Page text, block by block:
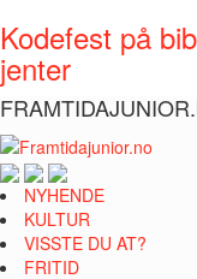
Kodefest på
jenter
NYHENDE
KULTUR
VISSTE DU AT?
FRITID